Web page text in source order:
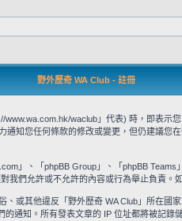
野外歷奇 WA Club - 註冊
waclub」代表) 時，即表
知您任何條款的修改或變更，但仍建議
」、「phpBB Group」、「phpBB Teams
們允許或不允許的內容或行為舉止負責。
或其他違反「野外歷奇 WA Club」所在
通知。所有發表文章的 IP 位址都將被記